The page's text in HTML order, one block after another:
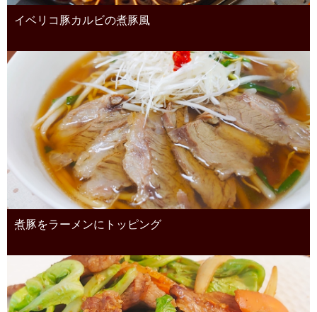
イベリコ豚カルビの煮豚風
煮豚をラーメンにトッピング